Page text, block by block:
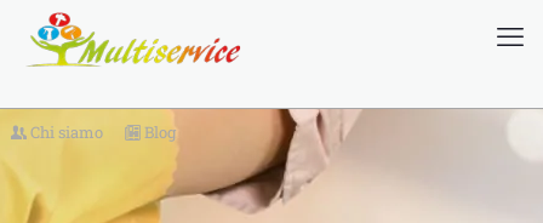
Chi siamo Blog